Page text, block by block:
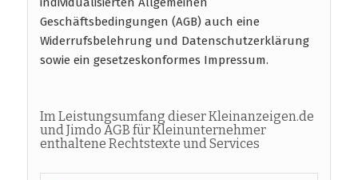
Geschäftsbedingungen (AGB) auch eine
Widerrufsbelehrung und Datenschutzerklärung
sowie ein gesetzeskonformes Impressum.
Im Leistungsumfang dieser Kleinanzeigen.de
und Jimdo AGB für Kleinunternehmer
enthaltene Rechtstexte und Services